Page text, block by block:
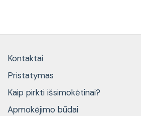
Kontaktai
Pristatymas
Kaip pirkti išsimokėtinai?
Apmokėjimo būdai